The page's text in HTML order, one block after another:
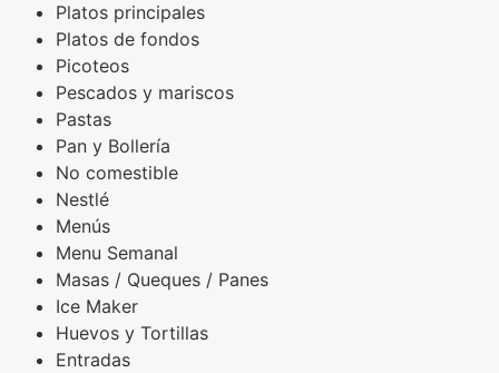
Platos principales
Platos de fondos
Picoteos
Pescados y mariscos
Pastas
Pan y Bollería
No comestible
Nestlé
Menús
Menu Semanal
Masas / Queques / Panes
Ice Maker
Huevos y Tortillas
Entradas